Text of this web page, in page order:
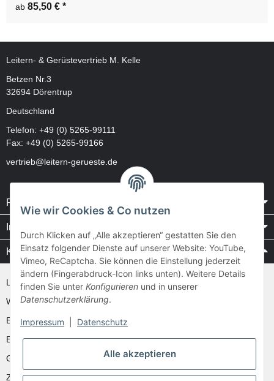
ab 85,50 € *
Leitern- & Gerüstevertrieb M. Kelle
Betzen Nr.3
32694 Dörentrup
Deutschland
Telefon: +49 (0) 5265-99111
Fax: +49 (0) 5265-99166
vertrieb@leitern-gerueste.de
Rechtliches
Informationen
Kataloge / Videos
Layher Videos und Downloads
WAKÜ
Ernst
Euroline
Günzburger
Zarges
Wie wir Cookies & Co nutzen
Durch Klicken auf „Alle akzeptieren“ gestatten Sie den
Einsatz folgender Dienste auf unserer Website: YouTube,
Vimeo, ReCaptcha. Sie können die Einstellung jederzeit
ändern (Fingerabdruck-Icon links unten). Weitere Details
finden Sie unter Konfigurieren und in unserer
Datenschutzerklärung.
Impressum Datenschutz
Alle akzeptieren